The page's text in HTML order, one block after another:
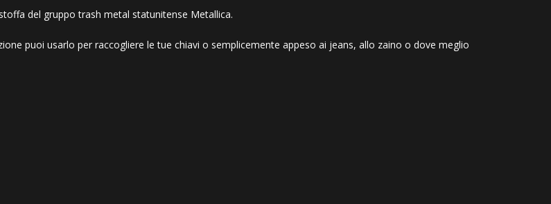
del gruppo trash metal statunitense Metallica.
puoi usarlo per raccogliere le tue chiavi o semplicemente appeso ai jeans, allo zaino o dove meglio